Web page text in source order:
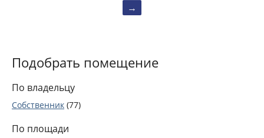
→
Подобрать помещение
По владельцу
Собственник (77)
По площади